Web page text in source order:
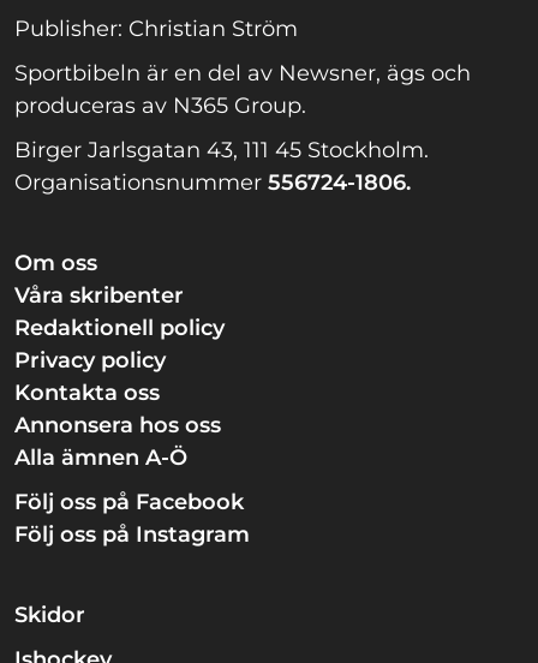
Publisher: Christian Ström
Sportbibeln är en del av Newsner, ägs och
produceras av N365 Group.
Birger Jarlsgatan 43, 111 45 Stockholm.
Organisationsnummer 556724-1806.
Om oss
Våra skribenter
Redaktionell policy
Privacy policy
Kontakta oss
Annonsera hos oss
Alla ämnen A-Ö
Följ oss på Facebook
Följ oss på Instagram
Skidor